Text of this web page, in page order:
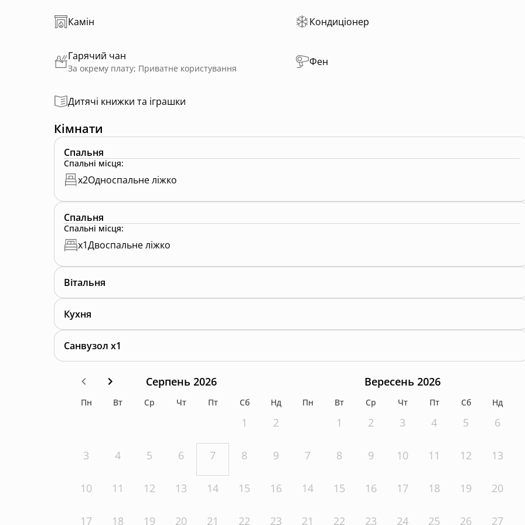
Камін Кондиціонер
Гарячий чан
За окрему плату; Приватне користування
Фен
Дитячі книжки та іграшки
Кімнати
Спальня
Спальні місця:
x2Односпальне ліжко
Спальня
Спальні місця:
x1Двоспальне ліжко
Вітальня
Кухня
Санвузол x1
Серпень 2026
Пн Вт Ср Чт Пт Сб Нд
1 2
3 4 5 6 7 8 9
10 11 12 13 14 15 16
17 18 19 20 21 22 23
Вересень 2026
Пн Вт Ср Чт Пт Сб Нд
1 2 3 4 5 6
7 8 9 10 11 12 13
14 15 16 17 18 19 20
21 22 23 24 25 26 27